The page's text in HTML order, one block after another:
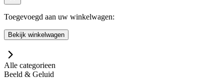
Toegevoegd aan uw winkelwagen:
Bekijk winkelwagen
Alle categorieen
Beeld & Geluid